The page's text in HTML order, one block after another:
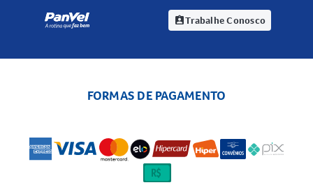
assignment_indTrabalhe Conosco
FORMAS DE PAGAMENTO